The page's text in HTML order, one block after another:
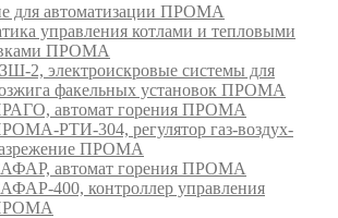
для автоматизации ПРОМА
управления котлами и тепловыми
ПРОМА
2, электроискровые системы для
факельных установок ПРОМА
автомат горения ПРОМА
РТИ-304, регулятор газ-воздух-
ПРОМА
автомат горения ПРОМА
400, контроллер управления